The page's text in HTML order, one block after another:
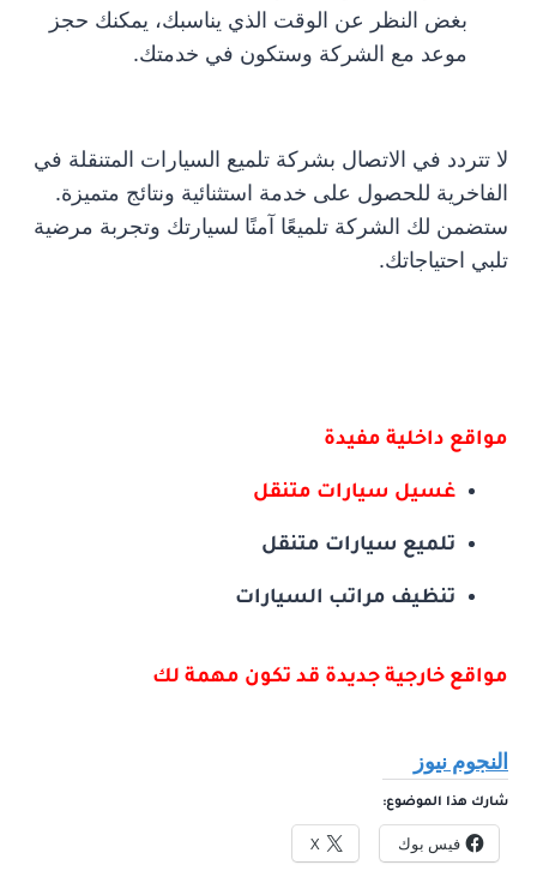
بغض النظر عن الوقت الذي يناسبك، يمكنك حجز
موعد مع الشركة وستكون في خدمتك.
لا تتردد في الاتصال بشركة تلميع السيارات المتنقلة في
الفاخرية للحصول على خدمة استثنائية ونتائج متميزة.
ستضمن لك الشركة تلميعًا آمنًا لسيارتك وتجربة مرضية
تلبي احتياجاتك.
مواقع داخلية مفيدة
غسيل سيارات متنقل
تلميع سيارات متنقل
تنظيف مراتب السيارات
مواقع خارجية جديدة قد تكون مهمة لك
النجوم نيوز
شارك هذا الموضوع:
فيس بوك X